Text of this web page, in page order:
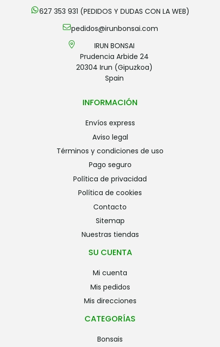
627 353 931 (PEDIDOS Y DUDAS CON LA WEB)
pedidos@irunbonsai.com
IRUN BONSAI
Prudencia Arbide 24
20304 Irun (Gipuzkoa)
Spain
INFORMACIÓN
envíos express
aviso legal
términos y condiciones de uso
pago seguro
política de privacidad
política de cookies
contacto
sitemap
nuestras tiendas
SU CUENTA
mi cuenta
mis pedidos
mis direcciones
CATEGORÍAS
bonsais